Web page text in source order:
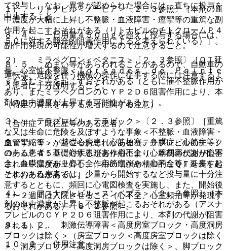
１）． リトナビル＜ノービア＞〔２．３参照〕［本剤の血
中濃度が大幅に上昇し不整脈・血液障害・痙攣等の重篤な副
作用を起こすおそれがある（リトナビルのチトクロームＰ４
５０に対する競合的阻害作用によると考えられている）］。
２）． ミラベグロン＜ベタニス＞〔２．３参照〕［ＱＴ延
長、心室性不整脈＜Ｔｏｒｓａｄｅｓ ｄｅ Ｐｏｉｎｔｅ
ｓを含む＞等を起こすおそれがある（ともに催不整脈作用が
あり、またミラベグロンのＣＹＰ２Ｄ６阻害作用により、本
剤の血中濃度が上昇する可能性がある）］。
３）． テラプレビル＜テラビック＞〔２．３参照〕［重篤
な又は生命に危険を及ぼすような事象＜不整脈・血液障害・
血管攣縮等＞が起こるおそれがある（テラプレビルのチトク
ロームＰ４５０に対する阻害作用により、本剤の代謝が阻害
され血中濃度が上昇し、作用の増強や相加的なＱＴ延長を起
こすおそれがある）］。
４）． アスナプレビル＜スンベプラ＞〔２．３参照〕［本
剤の血中濃度が上昇し不整脈が起こるおそれがある（アスナ
プレビルのＣＹＰ２Ｄ６阻害作用により、本剤の代謝が阻害
される）］。
１０．２． 併用注意：
て投与し、なお、異常が認められた場合には、直ちに投与を
中止すること。
８．４． 一日用量４５０ｍｇを超えて投与する場合には、
副作用発現の可能性が増大するので注意すること。
８．５． めまい等があらわれることがあるので、自動車の
運転等、危険を伴う機械の操作に従事する際には注意するよ
う患者に十分説明すること。
（特定の背景を有する患者に関する注意）
（合併症・既往歴等のある患者）
９．１．１． 基礎心疾患（心筋梗塞、弁膜症、心筋症等）
のある患者：基礎心疾患があり心不全（心筋梗塞があり心不
全、弁膜症があり心不全、心筋症があり心不全等）を来すお
それのある患者では、少量から開始するなど投与量に十分注
意するとともに、頻回に心電図検査を実施し、また、開始後
１〜２週間は入院させること（心不全、心室頻拍等が発現す
るおそれがある）〔８．２参照〕。
９．１．２． 刺激伝導障害＜高度房室ブロック・高度洞房
ブロックは除く＞（房室ブロック＜高度房室ブロックは除く
＞、洞房ブロック＜高度洞房ブロックは除く＞、脚ブロック